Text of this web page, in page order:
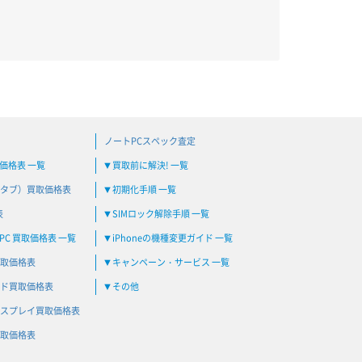
格表 一覧
ブ）買取価格表
買取価格表 一覧
価格表
買取価格表
プレイ買取価格表
価格表
ノートPCスペック査定
▼ 買取前に解決! 一覧
▼ 初期化手順 一覧
▼ SIMロック解除手順 一覧
▼ iPhoneの機種変更ガイド 一覧
▼ キャンペーン・サービス 一覧
▼ その他